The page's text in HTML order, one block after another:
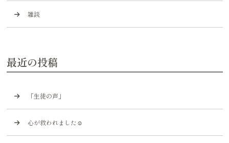
雑談
最近の投稿
「生徒の声」
心が救われました☺️